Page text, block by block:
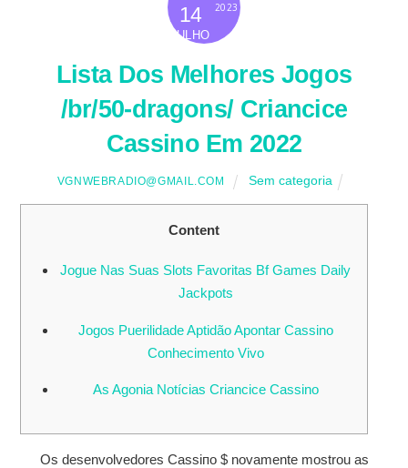
14
JULHO
2023
Lista Dos Melhores Jogos
/br/50-dragons/ Criancice
Cassino Em 2022
VGNWEBRADIO@GMAIL.COM Sem categoria
Content
Jogue Nas Suas Slots Favoritas Bf Games Daily
Jackpots
Jogos Puerilidade Aptidão Apontar Cassino
Conhecimento Vivo
As Agonia Notícias Criancice Cassino
Os desenvolvedores Саѕѕіпо $ novamente mostrou as